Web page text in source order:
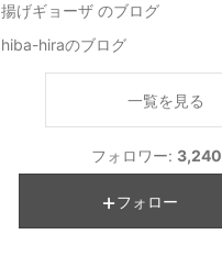
揚げギョーザ のブログ
hiba-hiraのブログ
一覧を見る
フォロワー: 3,240
フォロー